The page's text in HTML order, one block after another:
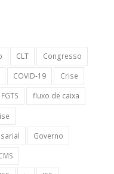
CLT
Congresso
COVID-19
Crise
FGTS
fluxo de caixa
Governo